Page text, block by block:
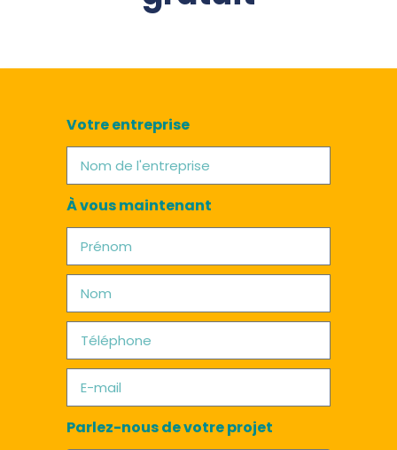
Votre entreprise
À vous maintenant
Parlez-nous de votre projet